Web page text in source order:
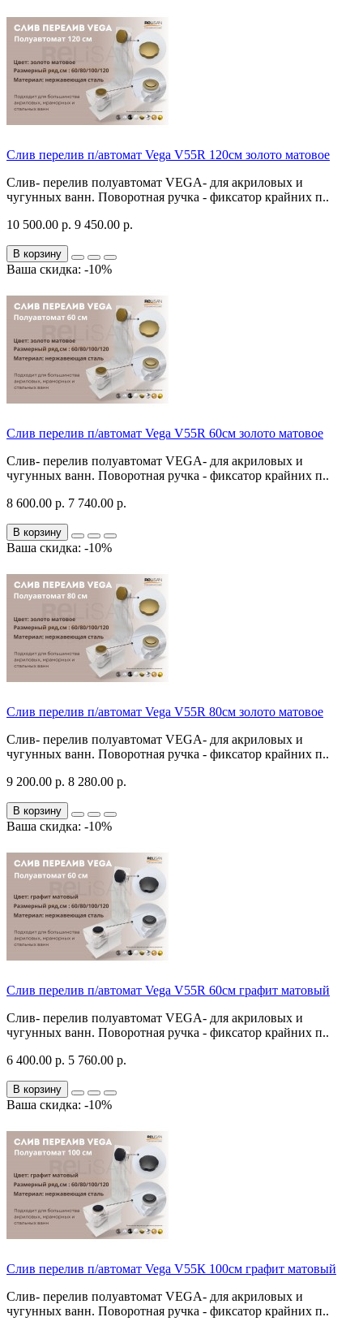
Слив перелив п/автомат Vega V55R 120см золото матовое
Слив- перелив полуавтомат VEGA- для акриловых и
чугунных ванн. Поворотная ручка - фиксатор крайних п..
10 500.00 р. 9 450.00 р.
В корзину
Ваша скидка: -10%
Слив перелив п/автомат Vega V55R 60см золото матовое
Слив- перелив полуавтомат VEGA- для акриловых и
чугунных ванн. Поворотная ручка - фиксатор крайних п..
8 600.00 р. 7 740.00 р.
В корзину
Ваша скидка: -10%
Слив перелив п/автомат Vega V55R 80см золото матовое
Слив- перелив полуавтомат VEGA- для акриловых и
чугунных ванн. Поворотная ручка - фиксатор крайних п..
9 200.00 р. 8 280.00 р.
В корзину
Ваша скидка: -10%
Слив перелив п/автомат Vega V55R 60см графит матовый
Слив- перелив полуавтомат VEGA- для акриловых и
чугунных ванн. Поворотная ручка - фиксатор крайних п..
6 400.00 р. 5 760.00 р.
В корзину
Ваша скидка: -10%
Слив перелив п/автомат Vega V55К 100см графит матовый
Слив- перелив полуавтомат VEGA- для акриловых и
чугунных ванн. Поворотная ручка - фиксатор крайних п..